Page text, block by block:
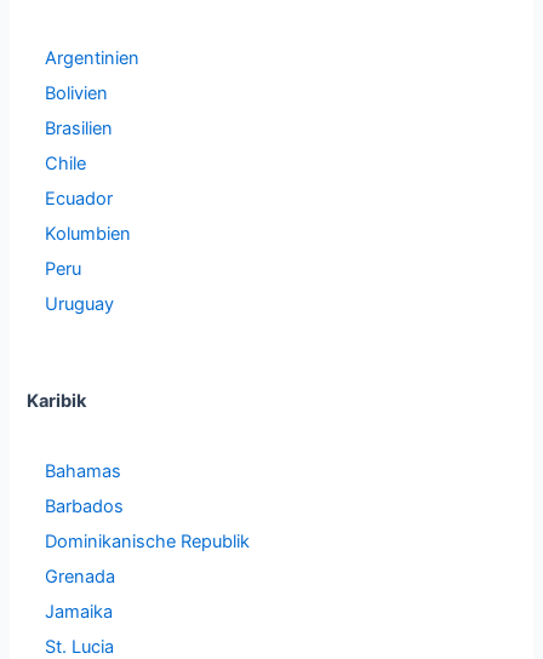
Argentinien
Bolivien
Brasilien
Chile
Ecuador
Kolumbien
Peru
Uruguay
Karibik
Bahamas
Barbados
Dominikanische Republik
Grenada
Jamaika
St. Lucia